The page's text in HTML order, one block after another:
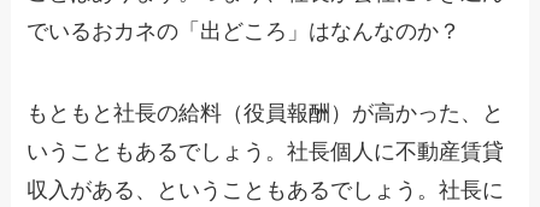
でいるおカネの「出どころ」はなんなのか？
もともと社長の給料（役員報酬）が高かった、と
いうこともあるでしょう。社長個人に不動産賃貸
収入がある、ということもあるでしょう。社長に